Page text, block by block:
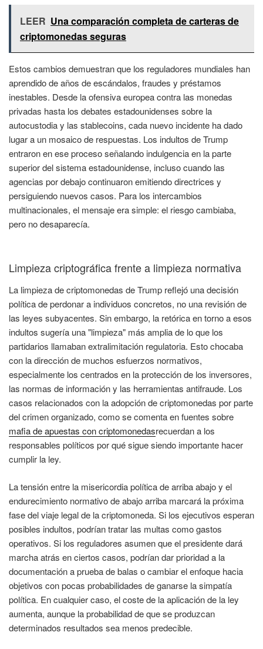
LEER Una comparación completa de carteras de
criptomonedas seguras
Estos cambios demuestran que los reguladores mundiales han
aprendido de años de escándalos, fraudes y préstamos
inestables. Desde la ofensiva europea contra las monedas
privadas hasta los debates estadounidenses sobre la
autocustodia y las stablecoins, cada nuevo incidente ha dado
lugar a un mosaico de respuestas. Los indultos de Trump
entraron en ese proceso señalando indulgencia en la parte
superior del sistema estadounidense, incluso cuando las
agencias por debajo continuaron emitiendo directrices y
persiguiendo nuevos casos. Para los intercambios
multinacionales, el mensaje era simple: el riesgo cambiaba,
pero no desaparecía.
Limpieza criptográfica frente a limpieza normativa
La limpieza de criptomonedas de Trump reflejó una decisión
política de perdonar a individuos concretos, no una revisión de
las leyes subyacentes. Sin embargo, la retórica en torno a esos
indultos sugería una "limpieza" más amplia de lo que los
partidarios llamaban extralimitación regulatoria. Esto chocaba
con la dirección de muchos esfuerzos normativos,
especialmente los centrados en la protección de los inversores,
las normas de información y las herramientas antifraude. Los
casos relacionados con la adopción de criptomonedas por parte
del crimen organizado, como se comenta en fuentes sobre
mafia de apuestas con criptomonedasrecuerdan a los
responsables políticos por qué sigue siendo importante hacer
cumplir la ley.
La tensión entre la misericordia política de arriba abajo y el
endurecimiento normativo de abajo arriba marcará la próxima
fase del viaje legal de la criptomoneda. Si los ejecutivos esperan
posibles indultos, podrían tratar las multas como gastos
operativos. Si los reguladores asumen que el presidente dará
marcha atrás en ciertos casos, podrían dar prioridad a la
documentación a prueba de balas o cambiar el enfoque hacia
objetivos con pocas probabilidades de ganarse la simpatía
política. En cualquier caso, el coste de la aplicación de la ley
aumenta, aunque la probabilidad de que se produzcan
determinados resultados sea menos predecible.